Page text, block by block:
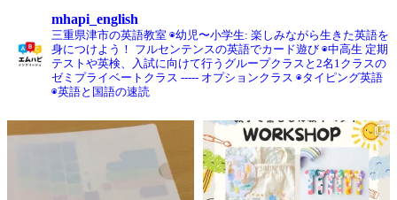
mhapi_english
三重県津市の英語教室 ◉幼児〜小学生: 楽しみながら生きた英語を
身につけよう！ フルセンテンスの英語でカード遊び ◉中高生 定期
テストや英検、入試に向けて行うグループクラスと2名1クラスの
ゼミプライベートクラス ----- オプションクラス ◉タイピング英語
◉英語と国語の速読